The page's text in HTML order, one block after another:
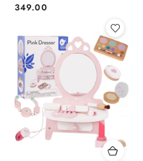
Cena:
349.00